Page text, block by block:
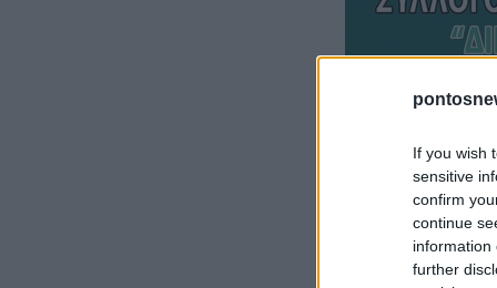
If you wish
sensitive
confirm
continue
information
further